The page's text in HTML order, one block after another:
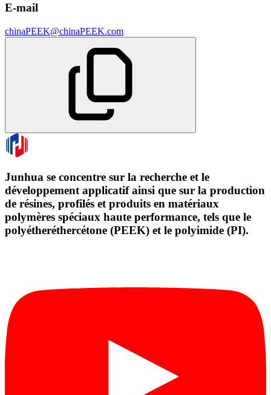
E-mail
chinaPEEK@chinaPEEK.com
Junhua se concentre sur la recherche et le
développement applicatif ainsi que sur la production
de résines, profilés et produits en matériaux
polymères spéciaux haute performance, tels que le
polyétheréthercétone (PEEK) et le polyimide (PI).